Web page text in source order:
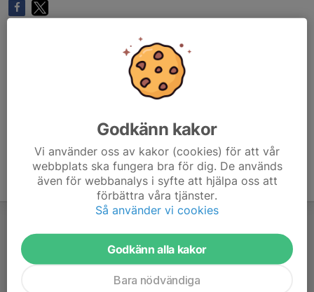
Godkänn kakor
Vi använder oss av kakor (cookies) för att vår
webbplats ska fungera bra för dig. De används
även för webbanalys i syfte att hjälpa oss att
förbättra våra tjänster.
Så använder vi cookies
Godkänn alla kakor
Bara nödvändiga